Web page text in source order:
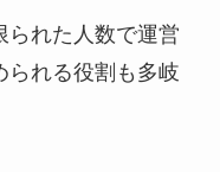
られた人数で運営
られる役割も多岐